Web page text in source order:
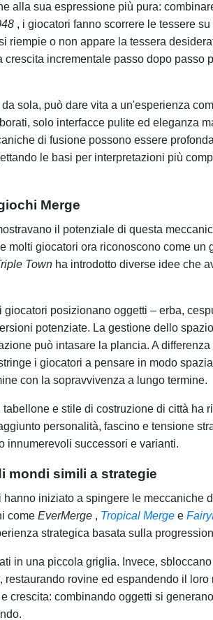
alla sua espressione più pura:
, i giocatori fanno scorrere le tessere
riempie o non appare la tessera
incrementale passo dopo passo
sola, può dare vita a un'esperienza
solo interfacce pulite ed eleganza
di fusione possono essere
le basi per interpretazioni più
Merge
il potenziale di questa
molti giocatori ora riconoscono come un
Town ha introdotto diverse idee che
giocatori posizionano oggetti – erba,
potenziate. La gestione dello
può intasare la plancia. A
i giocatori a pensare in modo
con la sopravvivenza a lungo termine.
e stile di costruzione di città ha
personalità, fascino e tensione
innumerevoli successori e varianti.
mondi simili a strategie
iniziato a spingere le meccaniche
come EverMerge , Tropical Merge e
strategica basata sulla
in una piccola griglia. Invece,
rovine ed espandendo il loro
crescita: combinando oggetti si